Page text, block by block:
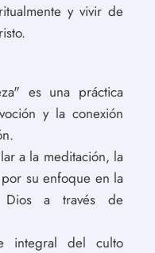
y vivir de
es una práctica
y la conexión
a la meditación, la
su enfoque en la
Dios a través de
integral del culto